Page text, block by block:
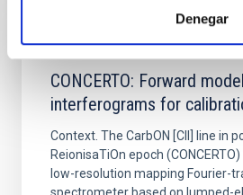
Denegar
CON ÁRBITRO
CONCERTO: Forward
interferograms for
Context. The CarbON [CII] line in
ReionisaTiOn epoch
low-resolution mapping Fourier-